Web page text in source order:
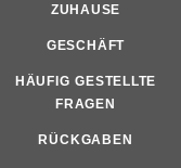
ZUHAUSE
GESCHÄFT
HÄUFIG GESTELLTE
FRAGEN
RÜCKGABEN